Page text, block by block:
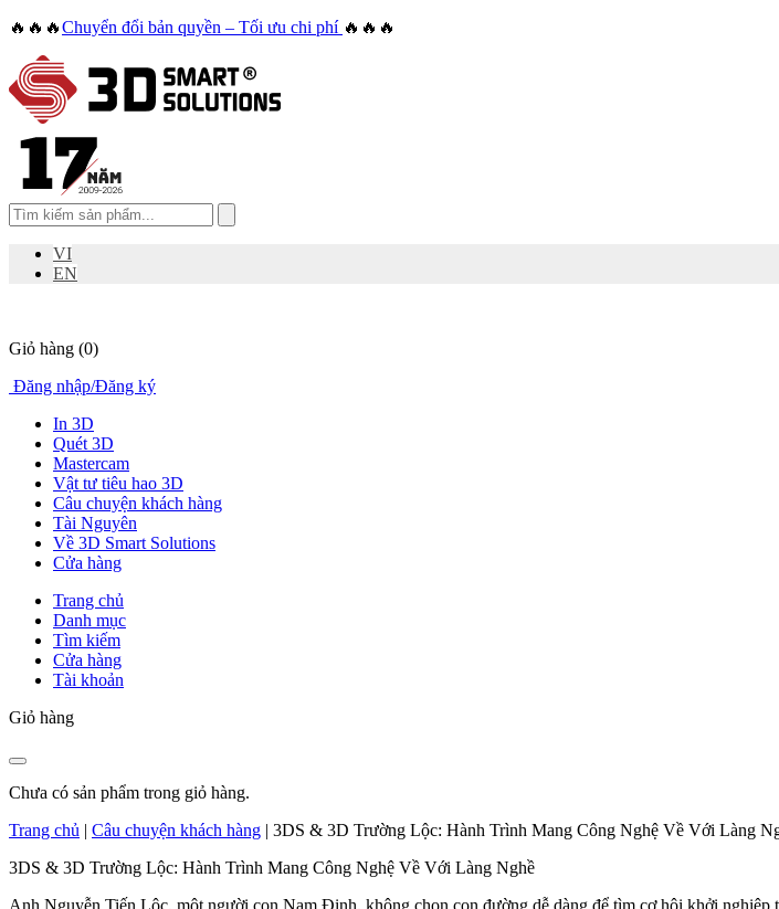
🔥🔥🔥Chuyển đổi bản quyền – Tối ưu chi phí 🔥🔥🔥
VI
EN
Giỏ hàng (0)
Đăng nhập/Đăng ký
In 3D
Quét 3D
Mastercam
Vật tư tiêu hao 3D
Câu chuyện khách hàng
Tài Nguyên
Về 3D Smart Solutions
Cửa hàng
Trang chủ
Danh mục
Tìm kiếm
Cửa hàng
Tài khoản
Giỏ hàng
Chưa có sản phẩm trong giỏ hàng.
Trang chủ | Câu chuyện khách hàng | 3DS & 3D Trường Lộc: Hành Trình Mang Công Nghệ Về Với Làng
3DS & 3D Trường Lộc: Hành Trình Mang Công Nghệ Về Với Làng Nghề
Anh Nguyễn Tiến Lộc, một người con Nam Định, không chọn con đường dễ dàng để tìm cơ hội khởi